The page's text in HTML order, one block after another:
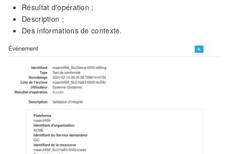
Résultat d'opération ;
Description ;
Des informations de contexte.